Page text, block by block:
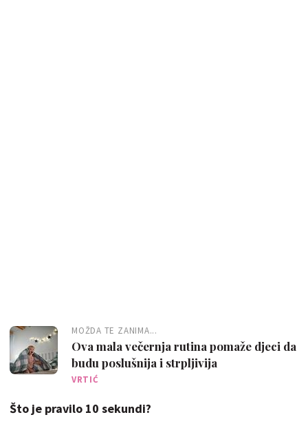
MOŽDA TE ZANIMA...
Ova mala večernja rutina pomaže djeci da
budu poslušnija i strpljivija
VRTIĆ
Što je pravilo 10 sekundi?